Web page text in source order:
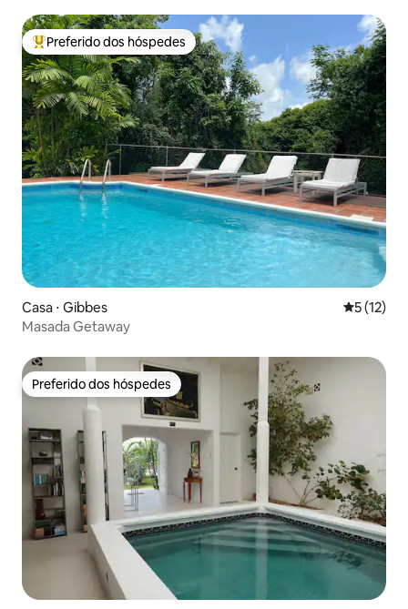
Entre os melhores preferidos dos hóspedes
Preferido dos hóspedes
Casa ⋅ Gibbes 5 de uma
5 (12)
Masada Getaway
Preferido dos hóspedes
Preferido dos hóspedes